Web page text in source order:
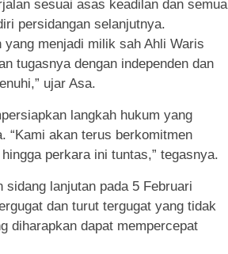
sesuai asas keadilan dan semua
persidangan selanjutnya.
menjadi milik sah Ahli Waris
tugasnya dengan independen dan
ujar Asa.
langkah hukum yang
“Kami akan terus berkomitmen
perkara ini tuntas,” tegasnya.
sidang lanjutan pada 5 Februari
dan turut tergugat yang tidak
diharapkan dapat mempercepat